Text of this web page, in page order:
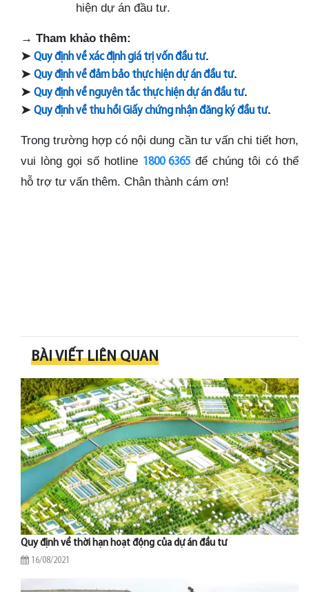
hiện dự án đầu tư.
→ Tham khảo thêm:
➤ Quy định về xác định giá trị vốn đầu tư.
➤ Quy định về đảm bảo thực hiện dự án đầu tư.
➤ Quy định về nguyên tắc thực hiện dự án đầu tư.
➤ Quy định về thu hồi Giấy chứng nhận đăng ký đầu tư.
Trong trường hợp có nội dung cần tư vấn chi tiết hơn,
vui lòng gọi số hotline 1800 6365 để chúng tôi có thể
hỗ trợ tư vấn thêm. Chân thành cám ơn!
BÀI VIẾT LIÊN QUAN
Quy định về thời hạn hoạt động của dự án đầu tư
16/08/2021